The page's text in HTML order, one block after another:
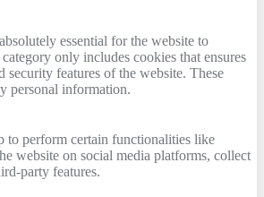
essential for the website to
only includes cookies that ensures
security features of the website. These
personal information.
to perform certain functionalities like
website on social media platforms, collect
party features.